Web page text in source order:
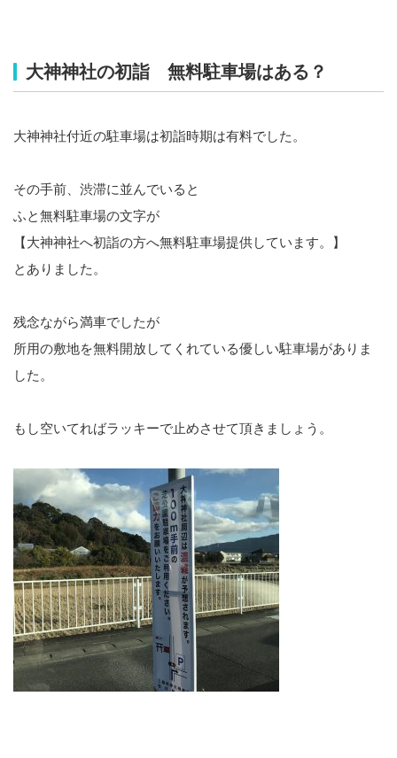
大神神社の初詣 無料駐車場はある？
大神神社付近の駐車場は初詣時期は有料でした。
その手前、渋滞に並んでいると
ふと無料駐車場の文字が
【大神神社へ初詣の方へ無料駐車場提供しています。】
とありました。
残念ながら満車でしたが
所用の敷地を無料開放してくれている優しい駐車場がありま
した。
もし空いてればラッキーで止めさせて頂きましょう。